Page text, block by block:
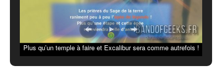
Plus qu’un temple à faire et Excalibur sera comme autrefois !